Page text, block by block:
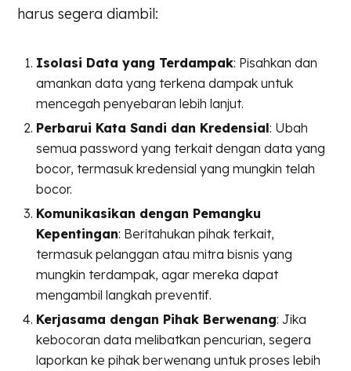
harus segera diambil:
Isolasi Data yang Terdampak: Pisahkan dan
amankan data yang terkena dampak untuk
mencegah penyebaran lebih lanjut.
Perbarui Kata Sandi dan Kredensial: Ubah
semua password yang terkait dengan data yang
bocor, termasuk kredensial yang mungkin telah
bocor.
Komunikasikan dengan Pemangku
Kepentingan: Beritahukan pihak terkait,
termasuk pelanggan atau mitra bisnis yang
mungkin terdampak, agar mereka dapat
mengambil langkah preventif.
Kerjasama dengan Pihak Berwenang: Jika
kebocoran data melibatkan pencurian, segera
laporkan ke pihak berwenang untuk proses lebih